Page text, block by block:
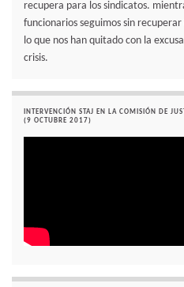
recupera para los sindicatos.
funcionarios seguimos sin
lo que nos han quitado con la
crisis.
INTERVENCIÓN STAJ EN LA COMISIÓN DE
(9 OCTUBRE 2017)